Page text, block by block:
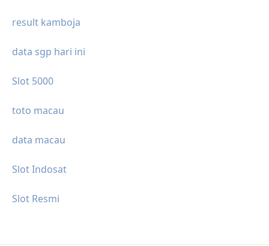
result kamboja
data sgp hari ini
Slot 5000
toto macau
data macau
Slot Indosat
Slot Resmi